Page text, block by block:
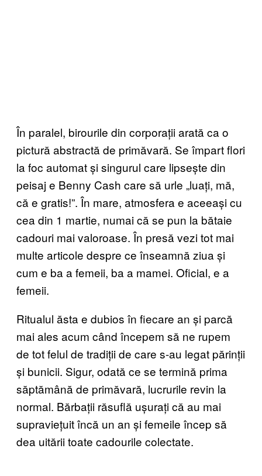
În paralel, birourile din corporații arată ca o
pictură abstractă de primăvară. Se împart flori
la foc automat și singurul care lipsește din
peisaj e Benny Cash care să urle „luați, mă,
că e gratis!”. În mare, atmosfera e aceeași cu
cea din 1 martie, numai că se pun la bătaie
cadouri mai valoroase. În presă vezi tot mai
multe articole despre ce înseamnă ziua și
cum e ba a femeii, ba a mamei. Oficial, e a
femeii.
Ritualul ăsta e dubios în fiecare an și parcă
mai ales acum când începem să ne rupem
de tot felul de tradiții de care s-au legat părinții
și bunicii. Sigur, odată ce se termină prima
săptămână de primăvară, lucrurile revin la
normal. Bărbații răsuflă ușurați că au mai
supraviețuit încă un an și femeile încep să
dea uitării toate cadourile colectate.